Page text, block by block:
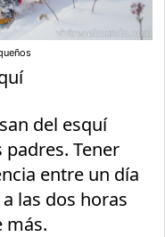
del esquí
Tener
entre un día
las dos horas
más.